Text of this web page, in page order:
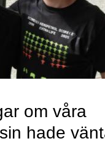
om våra
hade